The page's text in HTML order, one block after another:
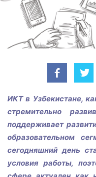
ИКТ в Узбекистане,
стремительно
поддерживает
образовательном
сегодняшний день
условия работы,